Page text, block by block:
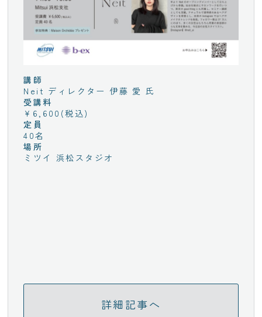
講師
Neit ディレクター 伊藤 愛 氏
受講料
¥6,600(税込)
定員
40名
場所
ミツイ 浜松スタジオ
詳細記事へ